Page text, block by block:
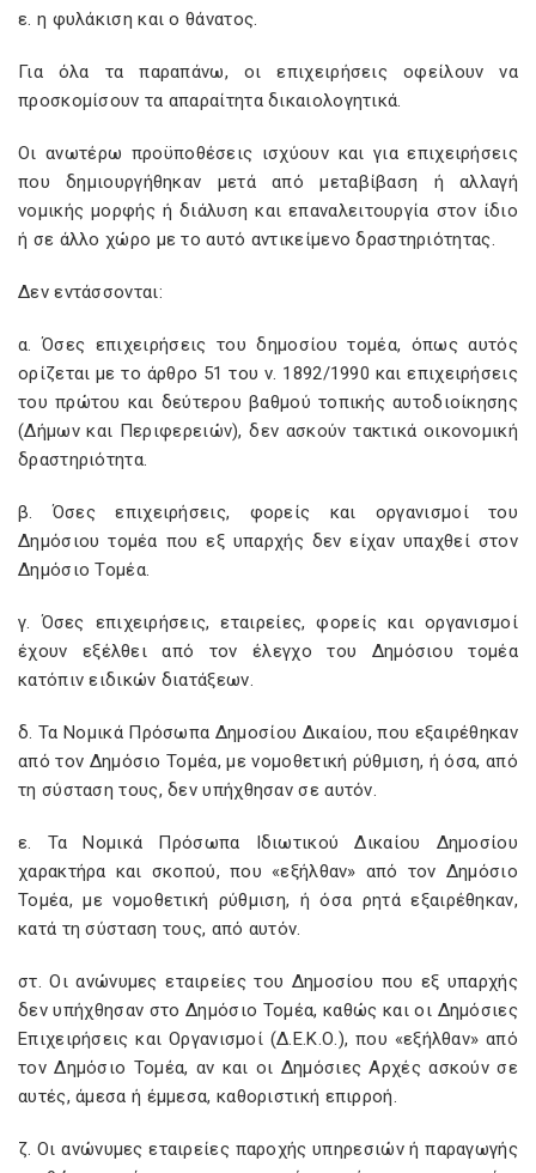
ε. η φυλάκιση και ο θάνατος.
Για όλα τα παραπάνω, οι επιχειρήσεις οφείλουν να
προσκομίσουν τα απαραίτητα δικαιολογητικά.
Οι ανωτέρω προϋποθέσεις ισχύουν και για επιχειρήσεις
που δημιουργήθηκαν μετά από μεταβίβαση ή αλλαγή
νομικής μορφής ή διάλυση και επαναλειτουργία στον ίδιο
ή σε άλλο χώρο με το αυτό αντικείμενο δραστηριότητας.
Δεν εντάσσονται:
α. Όσες επιχειρήσεις του δημοσίου τομέα, όπως αυτός
ορίζεται με το άρθρο 51 του ν. 1892/1990 και επιχειρήσεις
του πρώτου και δεύτερου βαθμού τοπικής αυτοδιοίκησης
(Δήμων και Περιφερειών), δεν ασκούν τακτικά οικονομική
δραστηριότητα.
β. Όσες επιχειρήσεις, φορείς και οργανισμοί του
Δημόσιου τομέα που εξ υπαρχής δεν είχαν υπαχθεί στον
Δημόσιο Τομέα.
γ. Όσες επιχειρήσεις, εταιρείες, φορείς και οργανισμοί
έχουν εξέλθει από τον έλεγχο του Δημόσιου τομέα
κατόπιν ειδικών διατάξεων.
δ. Τα Νομικά Πρόσωπα Δημοσίου Δικαίου, που εξαιρέθηκαν
από τον Δημόσιο Τομέα, με νομοθετική ρύθμιση, ή όσα, από
τη σύσταση τους, δεν υπήχθησαν σε αυτόν.
ε. Τα Νομικά Πρόσωπα Ιδιωτικού Δικαίου Δημοσίου
χαρακτήρα και σκοπού, που «εξήλθαν» από τον Δημόσιο
Τομέα, με νομοθετική ρύθμιση, ή όσα ρητά εξαιρέθηκαν,
κατά τη σύσταση τους, από αυτόν.
στ. Οι ανώνυμες εταιρείες του Δημοσίου που εξ υπαρχής
δεν υπήχθησαν στο Δημόσιο Τομέα, καθώς και οι Δημόσιες
Επιχειρήσεις και Οργανισμοί (Δ.Ε.Κ.Ο.), που «εξήλθαν» από
τον Δημόσιο Τομέα, αν και οι Δημόσιες Αρχές ασκούν σε
αυτές, άμεσα ή έμμεσα, καθοριστική επιρροή.
ζ. Οι ανώνυμες εταιρείες παροχής υπηρεσιών ή παραγωγής